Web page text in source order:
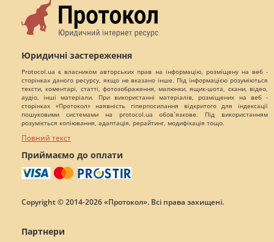
Юридичні застереження
Protocol.ua є власником авторських прав на інформацію, розміщену на веб -
сторінках даного ресурсу, якщо не вказано інше. Під інформацією розуміються
тексти, коментарі, статті, фотозображення, малюнки, ящик-шота, скани, відео,
аудіо, інші матеріали. При використанні матеріалів, розміщених на веб -
сторінках «Протокол» наявність гіперпосилання відкритого для індексації
пошуковими системами на protocol.ua обов`язкове. Під використанням
розуміється копіювання, адаптація, рерайтинг, модифікація тощо.
Повний текст
Приймаємо до оплати
Copyright © 2014-2026 «Протокол». Всі права захищені.
Партнери